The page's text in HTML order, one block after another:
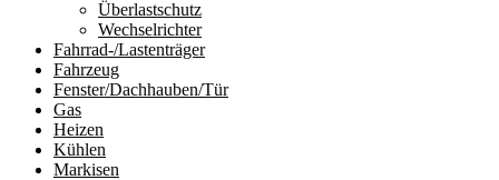
Überlastschutz
Wechselrichter
Fahrrad-/Lastenträger
Fahrzeug
Fenster/Dachhauben/Tür
Gas
Heizen
Kühlen
Markisen